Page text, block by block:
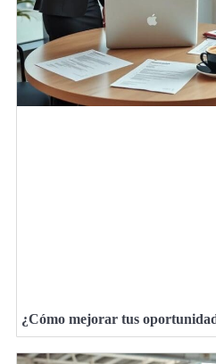
¿Cómo mejorar tus